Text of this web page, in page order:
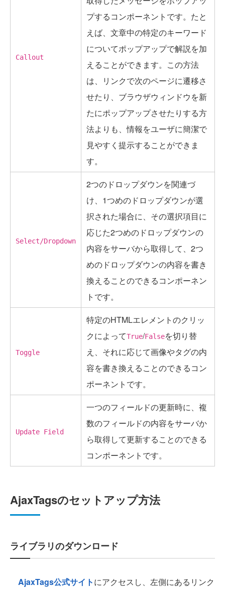
Callout
プするコンポーネントです。たと
えば、文章中の特定のキーワード
についてポップアップで解説を加
えることができます。この方法
は、リンクで次のページに遷移さ
せたり、ブラウザウィンドウを新
たにポップアップさせたりする方
法よりも、情報をユーザに簡潔で
見やすく提示することができま
す。
Select/Dropdown
2つのドロップダウンを関連づ
け、1つめのドロップダウンが選
択された場合に、その選択項目に
応じた2つめのドロップダウンの
内容をサーバから取得して、2つ
めのドロップダウンの内容を書き
換えることのできるコンポーネン
トです。
Toggle
特定のHTMLエレメントのクリッ
クによってTrue/Falseを切り替
え、それに応じて画像やタグの内
容を書き換えることのできるコン
ポーネントです。
Update Field
一つのフィールドの更新時に、複
数のフィールドの内容をサーバか
ら取得して更新することのできる
コンポーネントです。
AjaxTagsのセットアップ方法
ライブラリのダウンロード
AjaxTags公式サイトにアクセスし、左側にあるリンク